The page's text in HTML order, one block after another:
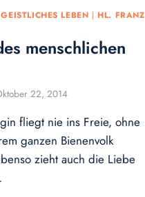
GEISTLICHES LEBEN | HL. FRANZ
menschlichen
22, 2014
fliegt nie ins Freie, ohne
ganzen Bienenvolk
zieht auch die Liebe